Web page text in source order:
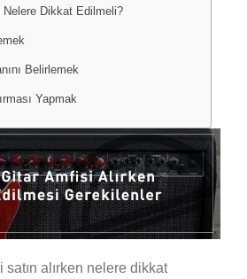
Nelere Dikkat Edilmeli?
Belirlemek
Yapmak
alırken nelere dikkat